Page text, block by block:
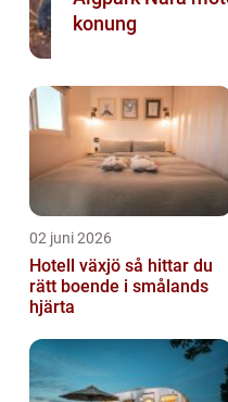
konung
02 juni 2026
Hotell växjö så hittar du
rätt boende i smålands
hjärta